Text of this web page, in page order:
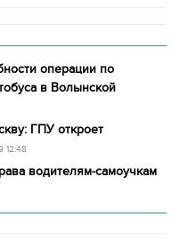
операции по
в Волынской
ГПУ откроет
12:48
водителям-самоучкам